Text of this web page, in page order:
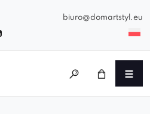
biuro@domartstyl.eu